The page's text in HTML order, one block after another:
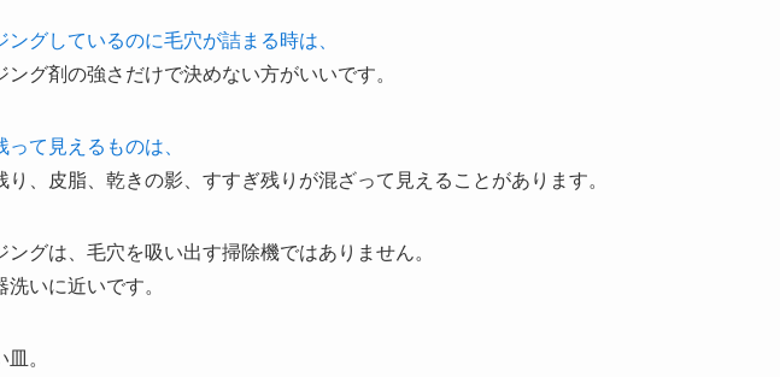
ングしているのに毛穴が詰まる時は、
ング剤の強さだけで決めない方がいいです。
って見えるものは、
り、皮脂、乾きの影、すすぎ残りが混ざって見えることがあります。
ングは、毛穴を吸い出す掃除機ではありません。
洗いに近いです。
。